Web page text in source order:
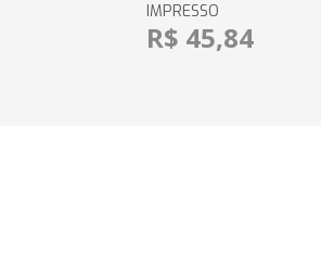
IMPRESSO
R$ 45,84